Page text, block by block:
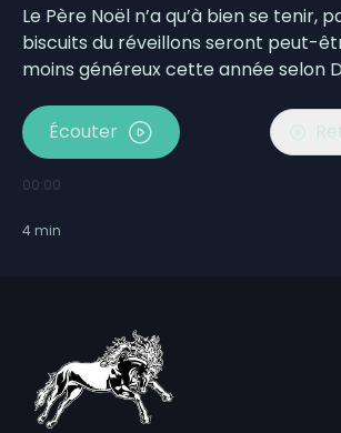
Le Père Noël n’a qu’à bien se tenir,
biscuits du réveillons seront peut-
moins généreux cette année selon
Écouter
00:00
4 min